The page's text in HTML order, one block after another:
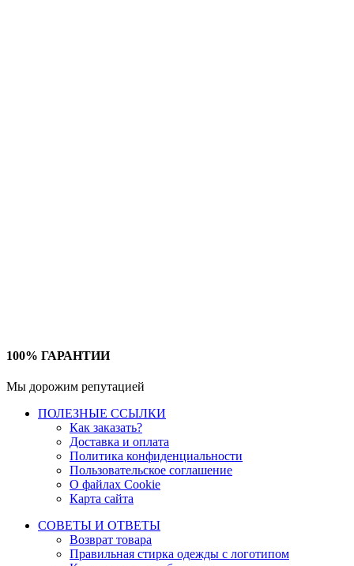
100% ГАРАНТИИ
Мы дорожим репутацией
ПОЛЕЗНЫЕ ССЫЛКИ
Как заказать?
Доставка и оплата
Политика конфиденциальности
Пользовательское соглашение
О файлах Cookie
Карта сайта
СОВЕТЫ И ОТВЕТЫ
Возврат товара
Правильная стирка одежды с логотипом